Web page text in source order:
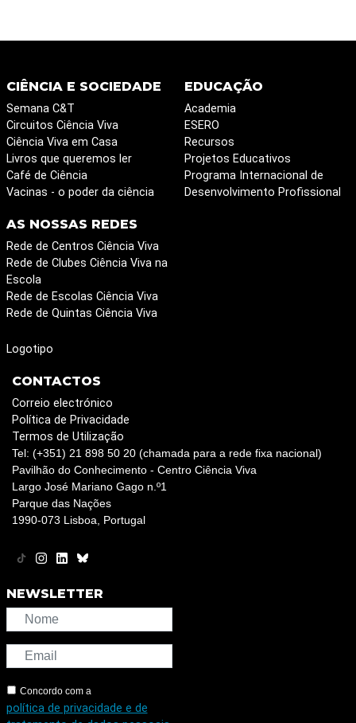
CIÊNCIA E SOCIEDADE
Semana C&T
Circuitos Ciência Viva
Ciência Viva em Casa
Livros que queremos ler
Café de Ciência
Vacinas - o poder da ciência
EDUCAÇÃO
Academia
ESERO
Recursos
Projetos Educativos
Programa Internacional de
Desenvolvimento Profissional
AS NOSSAS REDES
Rede de Centros Ciência Viva
Rede de Clubes Ciência Viva na
Escola
Rede de Escolas Ciência Viva
Rede de Quintas Ciência Viva
Logotipo
CONTACTOS
Correio electrónico
Política de Privacidade
Termos de Utilização
Tel: (+351) 21 898 50 20 (chamada para a rede fixa nacional)
Pavilhão do Conhecimento - Centro Ciência Viva
Largo José Mariano Gago n.º1
Parque das Nações
1990-073 Lisboa, Portugal
NEWSLETTER
Concordo com a
política de privacidade e de